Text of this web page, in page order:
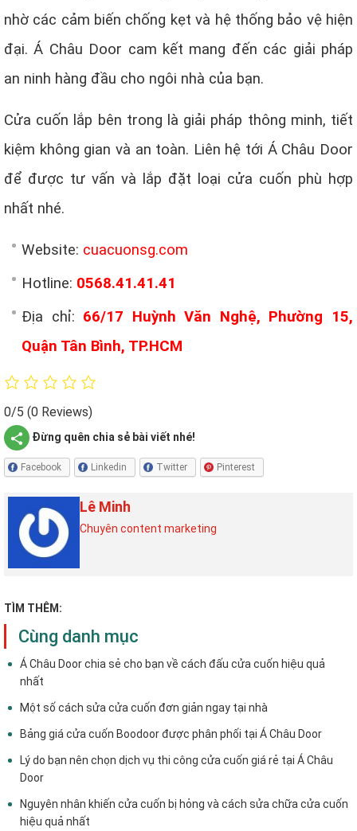
nhờ các cảm biến chống kẹt và hệ thống bảo vệ hiện
đại. Á Châu Door cam kết mang đến các giải pháp
an ninh hàng đầu cho ngôi nhà của bạn.
Cửa cuốn lắp bên trong là giải pháp thông minh, tiết
kiệm không gian và an toàn. Liên hệ tới Á Châu Door
để được tư vấn và lắp đặt loại cửa cuốn phù hợp
nhất nhé.
Website: cuacuonsg.com
Hotline: 0568.41.41.41
Địa chỉ: 66/17 Huỳnh Văn Nghệ, Phường 15,
Quận Tân Bình, TP.HCM
0/5 (0 Reviews)
Đừng quên chia sẻ bài viết nhé!
Facebook Linkedin Twitter Pinterest
Lê Minh
Chuyên content marketing
TÌM THÊM:
Cùng danh mục
Á Châu Door chia sẻ cho bạn về cách đấu cửa cuốn hiệu quả
nhất
Một số cách sửa cửa cuốn đơn giản ngay tại nhà
Bảng giá cửa cuốn Boodoor được phân phối tại Á Châu Door
Lý do bạn nên chọn dịch vụ thi công cửa cuốn giá rẻ tại Á Châu
Door
Nguyên nhân khiến cửa cuốn bị hỏng và cách sửa chữa cửa cuốn
hiệu quả nhất